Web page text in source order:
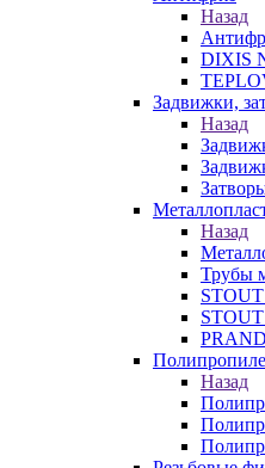
Назад
DIXIS
Задвижки,
Назад
Назад
Трубы
STOUT
Назад